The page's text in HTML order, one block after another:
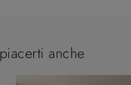
anche